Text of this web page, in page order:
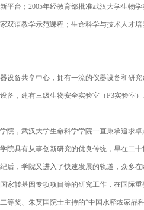
平台；2005年经教育部批准武汉大学生物
双语教学示范课程；生命科学与技术人才
设备共享中心，拥有一流的仪器设备和研
备，建有三级生物安全实验室（P3实验室
院，武汉大学生命科学学院一直秉承追求
院具有从事创新研究的优良传统，早在二
后，学院又进入了快速发展的轨道，众多
家转基因专项项目等的研究工作，在国际
等奖、朱英国院士主持的“中国水稻农家品